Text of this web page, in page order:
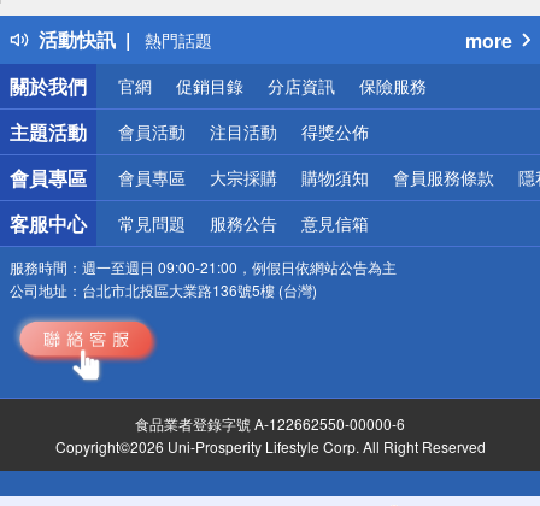
活動快訊
得獎公告
熱門話題
銀行優惠
偏遠地區配送
詐騙網頁！請小心！
more
關於我們
官網 促銷目錄 分店資訊 保險服務
主題活動 會員活動 注目活動 得獎公佈
會員專區 會員專區 大宗採購 購物須知 會員服務條款 隱
客服中心 常見問題 服務公告 意見信箱
服務時間： 週一至週日 09:00-21:00，例假日依網站公告為主
公司地址： 台北市北投區大業路136號5樓 (台灣)
食品業者登錄字號 A-122662550-00000-6
Copyright©2026 Uni-Prosperity Lifestyle Corp. All Right Reserved